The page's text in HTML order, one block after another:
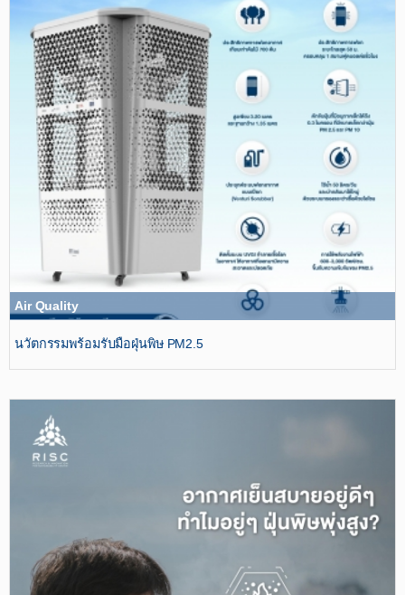
Air Quality
นวัตกรรมพร้อมรับมือฝุ่นพิษ PM2.5